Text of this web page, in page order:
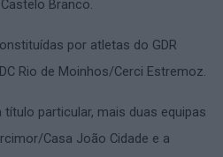
Branco.
por atletas do GDR
Rio de Moinhos/Cerci Estremoz.
particular, mais duas equipas
Casa João Cidade e a